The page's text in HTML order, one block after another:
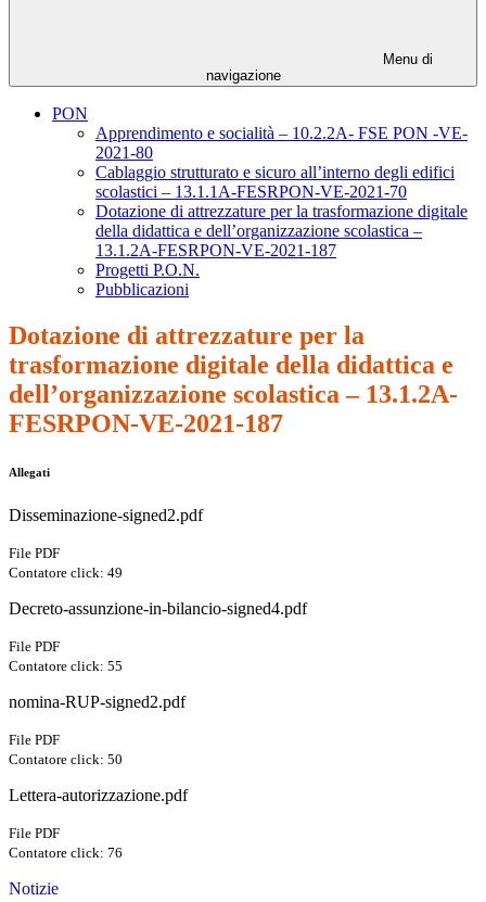
Menu di
navigazione
PON
Apprendimento e socialità – 10.2.2A- FSE PON -VE-
2021-80
Cablaggio strutturato e sicuro all’interno degli edifici
scolastici – 13.1.1A-FESRPON-VE-2021-70
Dotazione di attrezzature per la trasformazione digitale
della didattica e dell’organizzazione scolastica –
13.1.2A-FESRPON-VE-2021-187
Progetti P.O.N.
Pubblicazioni
Dotazione di attrezzature per la
trasformazione digitale della didattica e
dell’organizzazione scolastica – 13.1.2A-
FESRPON-VE-2021-187
Allegati
Disseminazione-signed2.pdf
File PDF
Contatore click: 49
Decreto-assunzione-in-bilancio-signed4.pdf
File PDF
Contatore click: 55
nomina-RUP-signed2.pdf
File PDF
Contatore click: 50
Lettera-autorizzazione.pdf
File PDF
Contatore click: 76
Notizie